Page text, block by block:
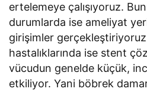
ertelemeye çalışıyoruz.
durumlarda ise ameliyat
girişimler
hastalıklarında ise stent
vücudun genelde küçük,
etkiliyor. Yani böbrek